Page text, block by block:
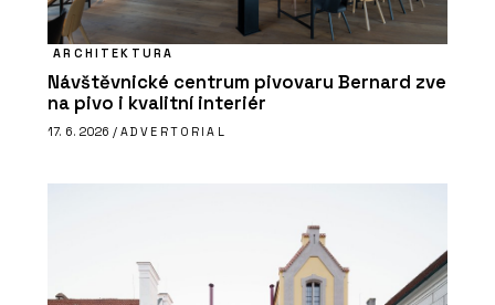
ARCHITEKTURA
Návštěvnické centrum pivovaru Bernard zve
na pivo i kvalitní interiér
17. 6. 2026 / ADVERTORIAL